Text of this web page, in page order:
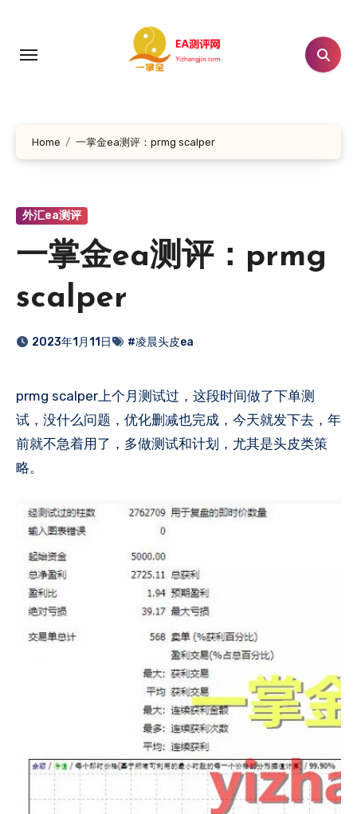
Home 一掌金ea测评：prmg scalper
外汇ea测评
一掌金ea测评：prmg
scalper
2023年1月11日 #凌晨头皮ea
prmg scalper上个月测试过，这段时间做了下单测
试，没什么问题，优化删减也完成，今天就发下去，年
前就不急着用了，多做测试和计划，尤其是头皮类策
略。